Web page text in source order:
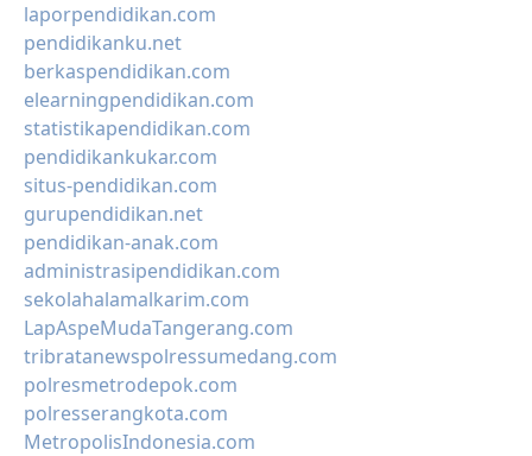
laporpendidikan.com
pendidikanku.net
berkaspendidikan.com
elearningpendidikan.com
statistikapendidikan.com
pendidikankukar.com
situs-pendidikan.com
gurupendidikan.net
pendidikan-anak.com
administrasipendidikan.com
sekolahalamalkarim.com
LapAspeMudaTangerang.com
tribratanewspolressumedang.com
polresmetrodepok.com
polresserangkota.com
MetropolisIndonesia.com